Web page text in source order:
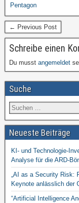
Pentagon
← Previous Post
Schreibe einen
Du musst angemeldet
Suche
Neueste Beiträge
KI- und Technologie-
Analyse für die ARD-
„AI as a Security Risk:
Keynote anlässlich der
“Artificial Intelligence